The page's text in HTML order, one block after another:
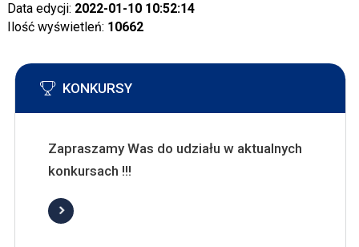
Data edycji: 2022-01-10 10:52:14
Ilość wyświetleń: 10662
KONKURSY
Zapraszamy Was do udziału w aktualnych
konkursach !!!